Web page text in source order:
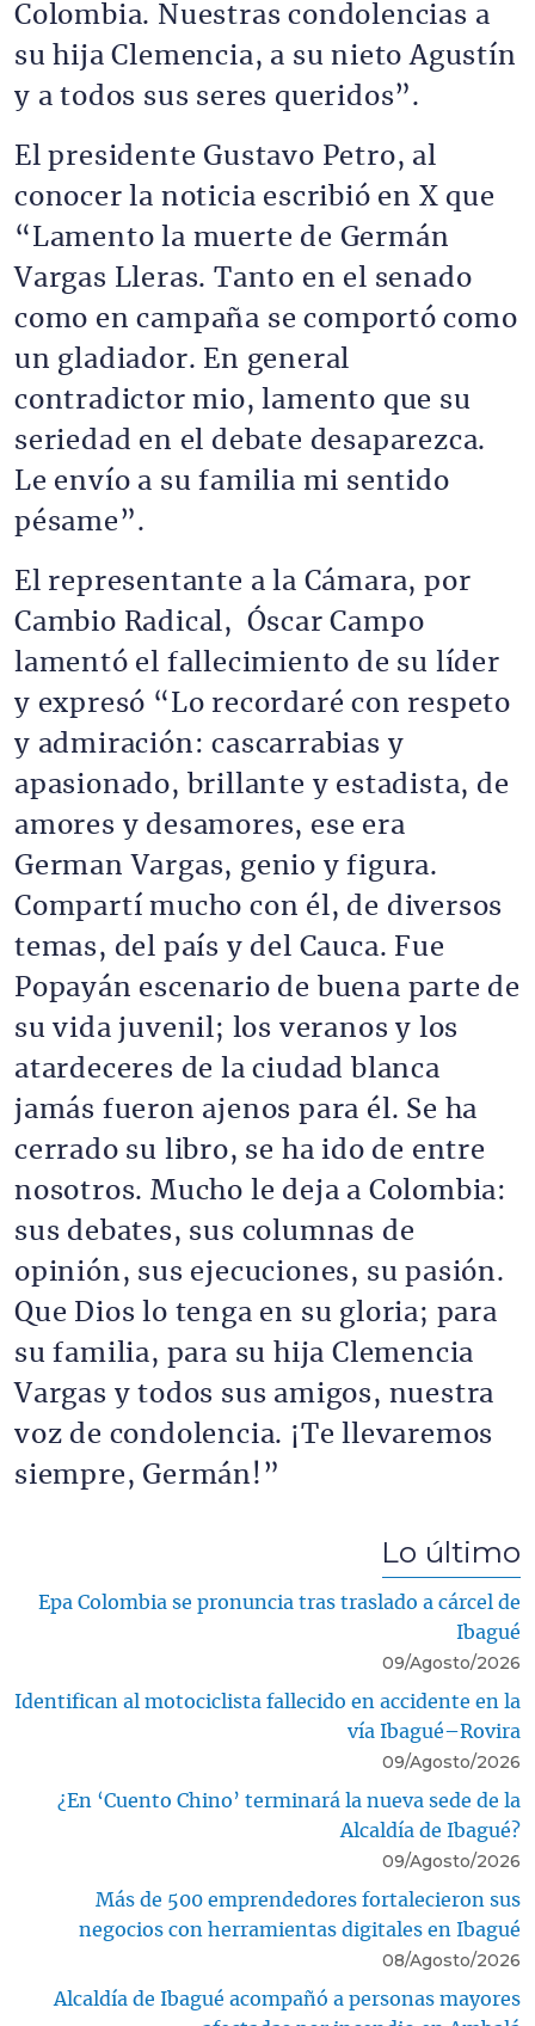
Colombia. Nuestras condolencias a
su hija Clemencia, a su nieto Agustín
y a todos sus seres queridos”.
El presidente Gustavo Petro, al
conocer la noticia escribió en X que
“Lamento la muerte de Germán
Vargas Lleras. Tanto en el senado
como en campaña se comportó como
un gladiador. En general
contradictor mio, lamento que su
seriedad en el debate desaparezca.
Le envío a su familia mi sentido
pésame”.
El representante a la Cámara, por
Cambio Radical, Óscar Campo
lamentó el fallecimiento de su líder
y expresó “Lo recordaré con respeto
y admiración: cascarrabias y
apasionado, brillante y estadista, de
amores y desamores, ese era
German Vargas, genio y figura.
Compartí mucho con él, de diversos
temas, del país y del Cauca. Fue
Popayán escenario de buena parte de
su vida juvenil; los veranos y los
atardeceres de la ciudad blanca
jamás fueron ajenos para él. Se ha
cerrado su libro, se ha ido de entre
nosotros. Mucho le deja a Colombia:
sus debates, sus columnas de
opinión, sus ejecuciones, su pasión.
Que Dios lo tenga en su gloria; para
su familia, para su hija Clemencia
Vargas y todos sus amigos, nuestra
voz de condolencia. ¡Te llevaremos
siempre, Germán!”
Lo último
Epa Colombia se pronuncia tras traslado a cárcel de
Ibagué
09/Agosto/2026
Identifican al motociclista fallecido en accidente en la
vía Ibagué–Rovira
09/Agosto/2026
¿En ‘Cuento Chino’ terminará la nueva sede de la
Alcaldía de Ibagué?
09/Agosto/2026
Más de 500 emprendedores fortalecieron sus
negocios con herramientas digitales en Ibagué
08/Agosto/2026
Alcaldía de Ibagué acompañó a personas mayores